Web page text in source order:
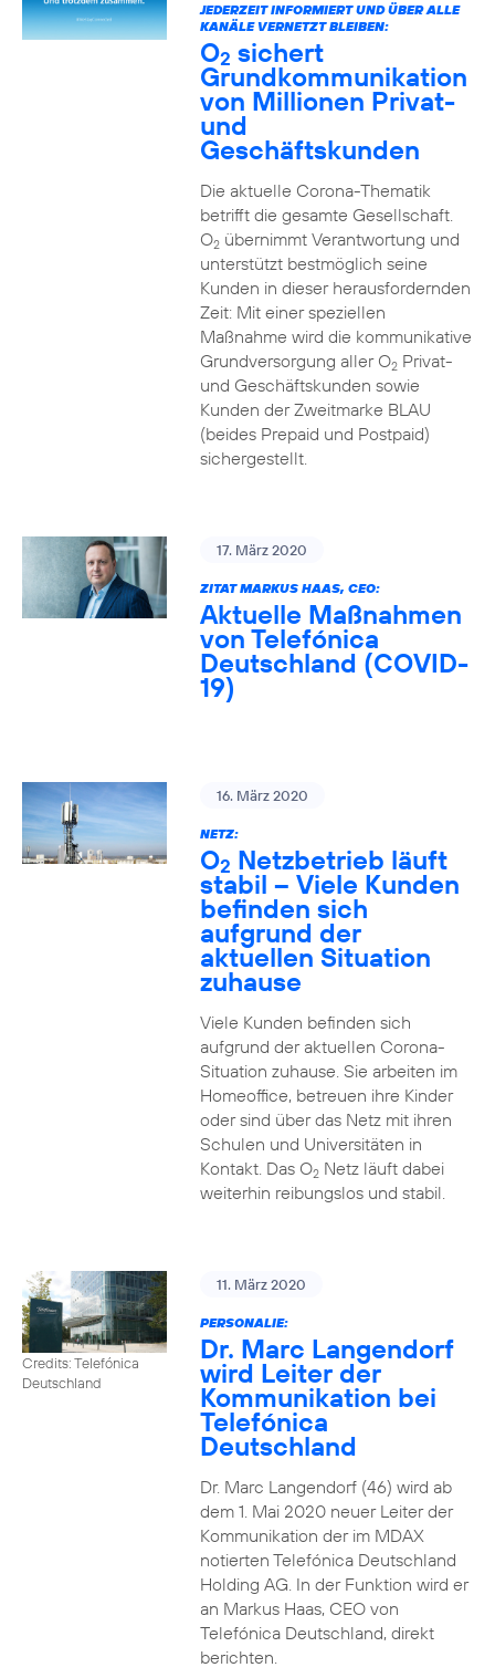
JEDERZEIT INFORMIERT UND ÜBER ALLE
KANÄLE VERNETZT BLEIBEN:
O2 sichert
Grundkommunikation
von Millionen Privat-
und
Geschäftskunden
Die aktuelle Corona-Thematik
betrifft die gesamte Gesellschaft.
O2übernimmt Verantwortung und
unterstützt bestmöglich seine
Kunden in dieser herausfordernden
Zeit: Mit einer speziellen
Maßnahme wird die kommunikative
Grundversorgung aller O2Privat-
und Geschäftskunden sowie
Kunden der Zweitmarke BLAU
(beides Prepaid und Postpaid)
sichergestellt.
17. März 2020
ZITAT MARKUS HAAS, CEO:
Aktuelle Maßnahmen
von Telefónica
Deutschland (COVID-
19)
16. März 2020
NETZ:
O2 Netzbetrieb läuft
stabil – Viele Kunden
befinden sich
aufgrund der
aktuellen Situation
zuhause
Viele Kunden befinden sich
aufgrund der aktuellen Corona-
Situation zuhause. Sie arbeiten im
Homeoffice, betreuen ihre Kinder
oder sind über das Netz mit ihren
Schulen und Universitäten in
Kontakt. Das O2Netz läuft dabei
weiterhin reibungslos und stabil.
Credits: Telefónica
Deutschland
11. März 2020
PERSONALIE:
Dr. Marc Langendorf
wird Leiter der
Kommunikation bei
Telefónica
Deutschland
Dr. Marc Langendorf (46) wird ab
dem 1. Mai 2020 neuer Leiter der
Kommunikation der im MDAX
notierten Telefónica Deutschland
Holding AG. In der Funktion wird er
an Markus Haas, CEO von
Telefónica Deutschland, direkt
berichten.